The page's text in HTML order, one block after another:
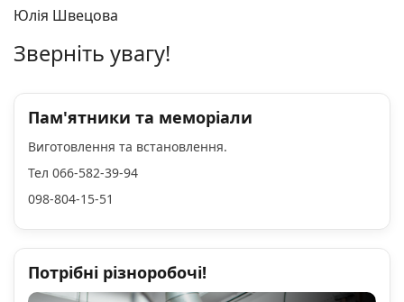
Юлія Швецова
Зверніть увагу!
Пам'ятники та меморіали
Виготовлення та встановлення.
Тел 066-582-39-94
098-804-15-51
Потрібні різноробочі!